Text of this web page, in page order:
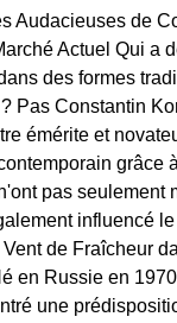
Audacieuses de
Actuel Qui a
des formes
Pas Constantin
émérite et
grâce
pas seulement
influencé
de Fraîcheur
en Russie en
une